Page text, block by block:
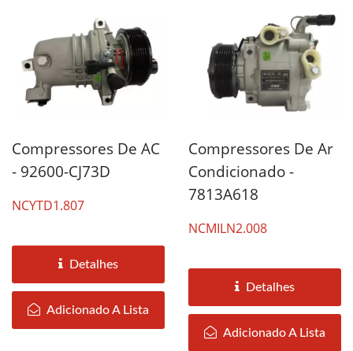
Compressores De AC
- 92600-CJ73D
NCYTD1.807
Detalhes
Adicionado A Lista
Compressores De Ar
Condicionado -
7813A618
NCMILN2.008
Detalhes
Adicionado A Lista